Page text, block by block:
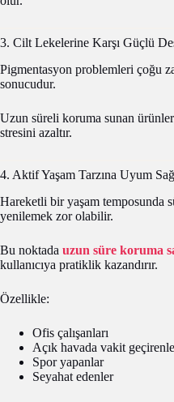
3. Cilt Lekelerine Karşı Güçlü
Pigmentasyon problemleri çoğu
sonucudur.
Uzun süreli koruma sunan
stresini azaltır.
4. Aktif Yaşam Tarzına Uyum
Hareketli bir yaşam temposunda
yenilemek zor olabilir.
Bu noktada uzun süre koruma
kullanıcıya pratiklik kazandırır.
Özellikle:
Ofis çalışanları
Açık havada vakit
Spor yapanlar
Seyahat edenler